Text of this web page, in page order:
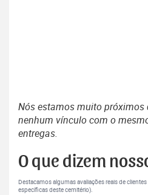
Nós estamos muito próximos
nenhum vínculo com o
entregas.
O que dizem
Destacamos algumas avaliações reais de
específicas deste cemitério).